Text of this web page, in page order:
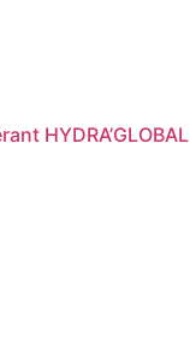
HYDRA’GLOBAL